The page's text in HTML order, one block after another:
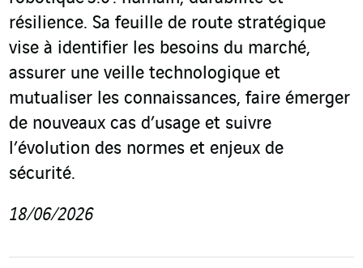
résilience. Sa feuille de route stratégique
vise à identifier les besoins du marché,
assurer une veille technologique et
mutualiser les connaissances, faire émerger
de nouveaux cas d’usage et suivre
l’évolution des normes et enjeux de
sécurité.
18/06/2026